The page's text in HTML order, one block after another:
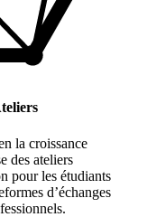
la croissance
des ateliers
pour les étudiants
d’échanges